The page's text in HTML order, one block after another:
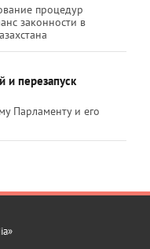
процедур
законности в
и перезапуск
Парламенту и его